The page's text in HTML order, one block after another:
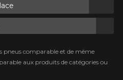
pneus comparable et de même
aux produits de catégories ou